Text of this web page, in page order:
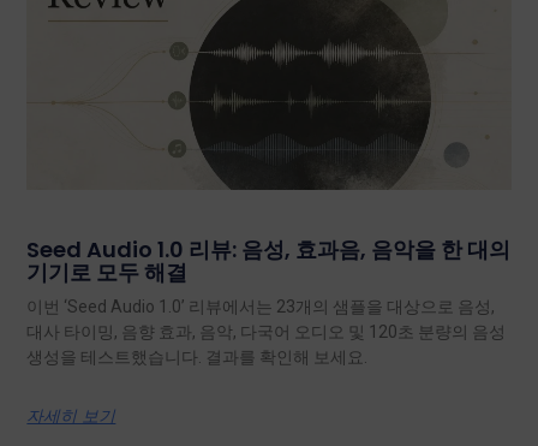
Seed Audio 1.0 리뷰: 음성, 효과음, 음악을 한 대의
기기로 모두 해결
이번 ‘Seed Audio 1.0’ 리뷰에서는 23개의 샘플을 대상으로 음성,
대사 타이밍, 음향 효과, 음악, 다국어 오디오 및 120초 분량의 음성
생성을 테스트했습니다. 결과를 확인해 보세요.
자세히 보기